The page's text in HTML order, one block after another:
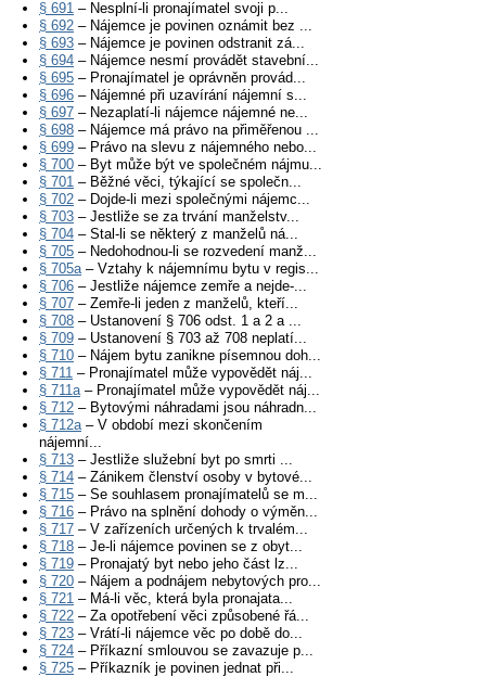
§ 691 – Nesplní-li pronajímatel svoji p...
§ 692 – Nájemce je povinen oznámit bez ...
§ 693 – Nájemce je povinen odstranit zá...
§ 694 – Nájemce nesmí provádět stavební...
§ 695 – Pronajímatel je oprávněn provád...
§ 696 – Nájemné při uzavírání nájemní s...
§ 697 – Nezaplatí-li nájemce nájemné ne...
§ 698 – Nájemce má právo na přiměřenou ...
§ 699 – Právo na slevu z nájemného nebo...
§ 700 – Byt může být ve společném nájmu...
§ 701 – Běžné věci, týkající se společn...
§ 702 – Dojde-li mezi společnými nájemc...
§ 703 – Jestliže se za trvání manželstv...
§ 704 – Stal-li se některý z manželů ná...
§ 705 – Nedohodnou-li se rozvedení manž...
§ 705a– Vztahy k nájemnímu bytu v regis...
§ 706 – Jestliže nájemce zemře a nejde-...
§ 707 – Zemře-li jeden z manželů, kteří...
§ 708 – Ustanovení § 706 odst. 1 a 2 a ...
§ 709 – Ustanovení § 703 až 708 neplatí...
§ 710 – Nájem bytu zanikne písemnou doh...
§ 711 – Pronajímatel může vypovědět náj...
§ 711a– Pronajímatel může vypovědět náj...
§ 712 – Bytovými náhradami jsou náhradn...
§ 712a– V období mezi skončením
nájemní...
§ 713 – Jestliže služební byt po smrti ...
§ 714 – Zánikem členství osoby v bytové...
§ 715 – Se souhlasem pronajímatelů se m...
§ 716 – Právo na splnění dohody o výměn...
§ 717 – V zařízeních určených k trvalém...
§ 718 – Je-li nájemce povinen se z obyt...
§ 719 – Pronajatý byt nebo jeho část lz...
§ 720 – Nájem a podnájem nebytových pro...
§ 721 – Má-li věc, která byla pronajata...
§ 722 – Za opotřebení věci způsobené řá...
§ 723 – Vrátí-li nájemce věc po době do...
§ 724 – Příkazní smlouvou se zavazuje p...
§ 725 – Příkazník je povinen jednat při...